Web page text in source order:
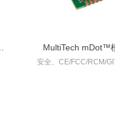
MultiTech mDot™
安全、CE/FCC/RCM/